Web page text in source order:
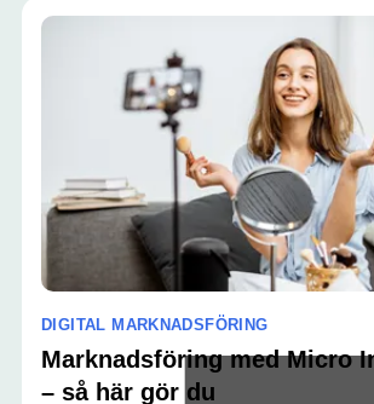
DIGITAL MARKNADSFÖRING
Marknadsföring med Micro
– så här gör du